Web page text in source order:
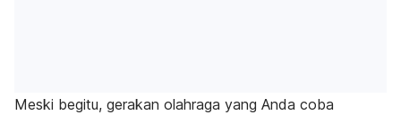
Meski begitu, gerakan olahraga yang Anda coba